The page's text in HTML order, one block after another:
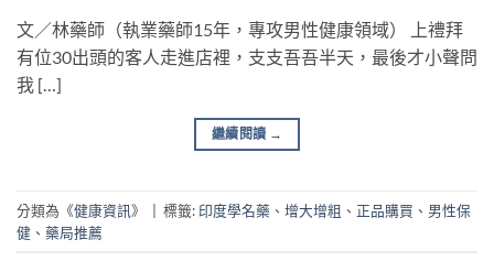
文／林藥師（執業藥師15年，專攻男性健康領域） 上禮拜
有位30出頭的客人走進店裡，支支吾吾半天，最後才小聲問
我 […]
繼續閱讀 →
分類為《健康資訊》 標籤: 印度學名藥 、 增大增粗 、 正品購買 、 男性保
健 、 藥局推薦